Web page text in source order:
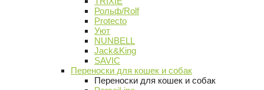
Рольф/Rolf
Protecto
Уют
NUNBELL
Jack&King
SAVIC
Переноски для кошек и собак
Переноски для кошек и собак